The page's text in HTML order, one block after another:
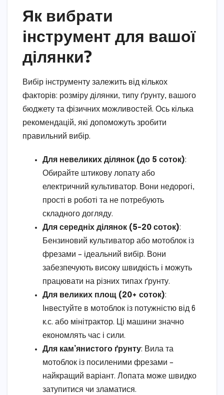
Як вибрати
інструмент для вашої
ділянки?
Вибір інструменту залежить від кількох
факторів: розміру ділянки, типу ґрунту, вашого
бюджету та фізичних можливостей. Ось кілька
рекомендацій, які допоможуть зробити
правильний вибір.
Для невеликих ділянок (до 5 соток):
Обирайте штикову лопату або
електричний культиватор. Вони недорогі,
прості в роботі та не потребують
складного догляду.
Для середніх ділянок (5-20 соток):
Бензиновий культиватор або мотоблок із
фрезами – ідеальний вибір. Вони
забезпечують високу швидкість і можуть
працювати на різних типах ґрунту.
Для великих площ (20+ соток):
Інвестуйте в мотоблок із потужністю від 6
к.с. або мінітрактор. Ці машини значно
економлять час і сили.
Для кам’янистого ґрунту: Вила та
мотоблок із посиленими фрезами –
найкращий варіант. Лопата може швидко
затупитися чи зламатися.